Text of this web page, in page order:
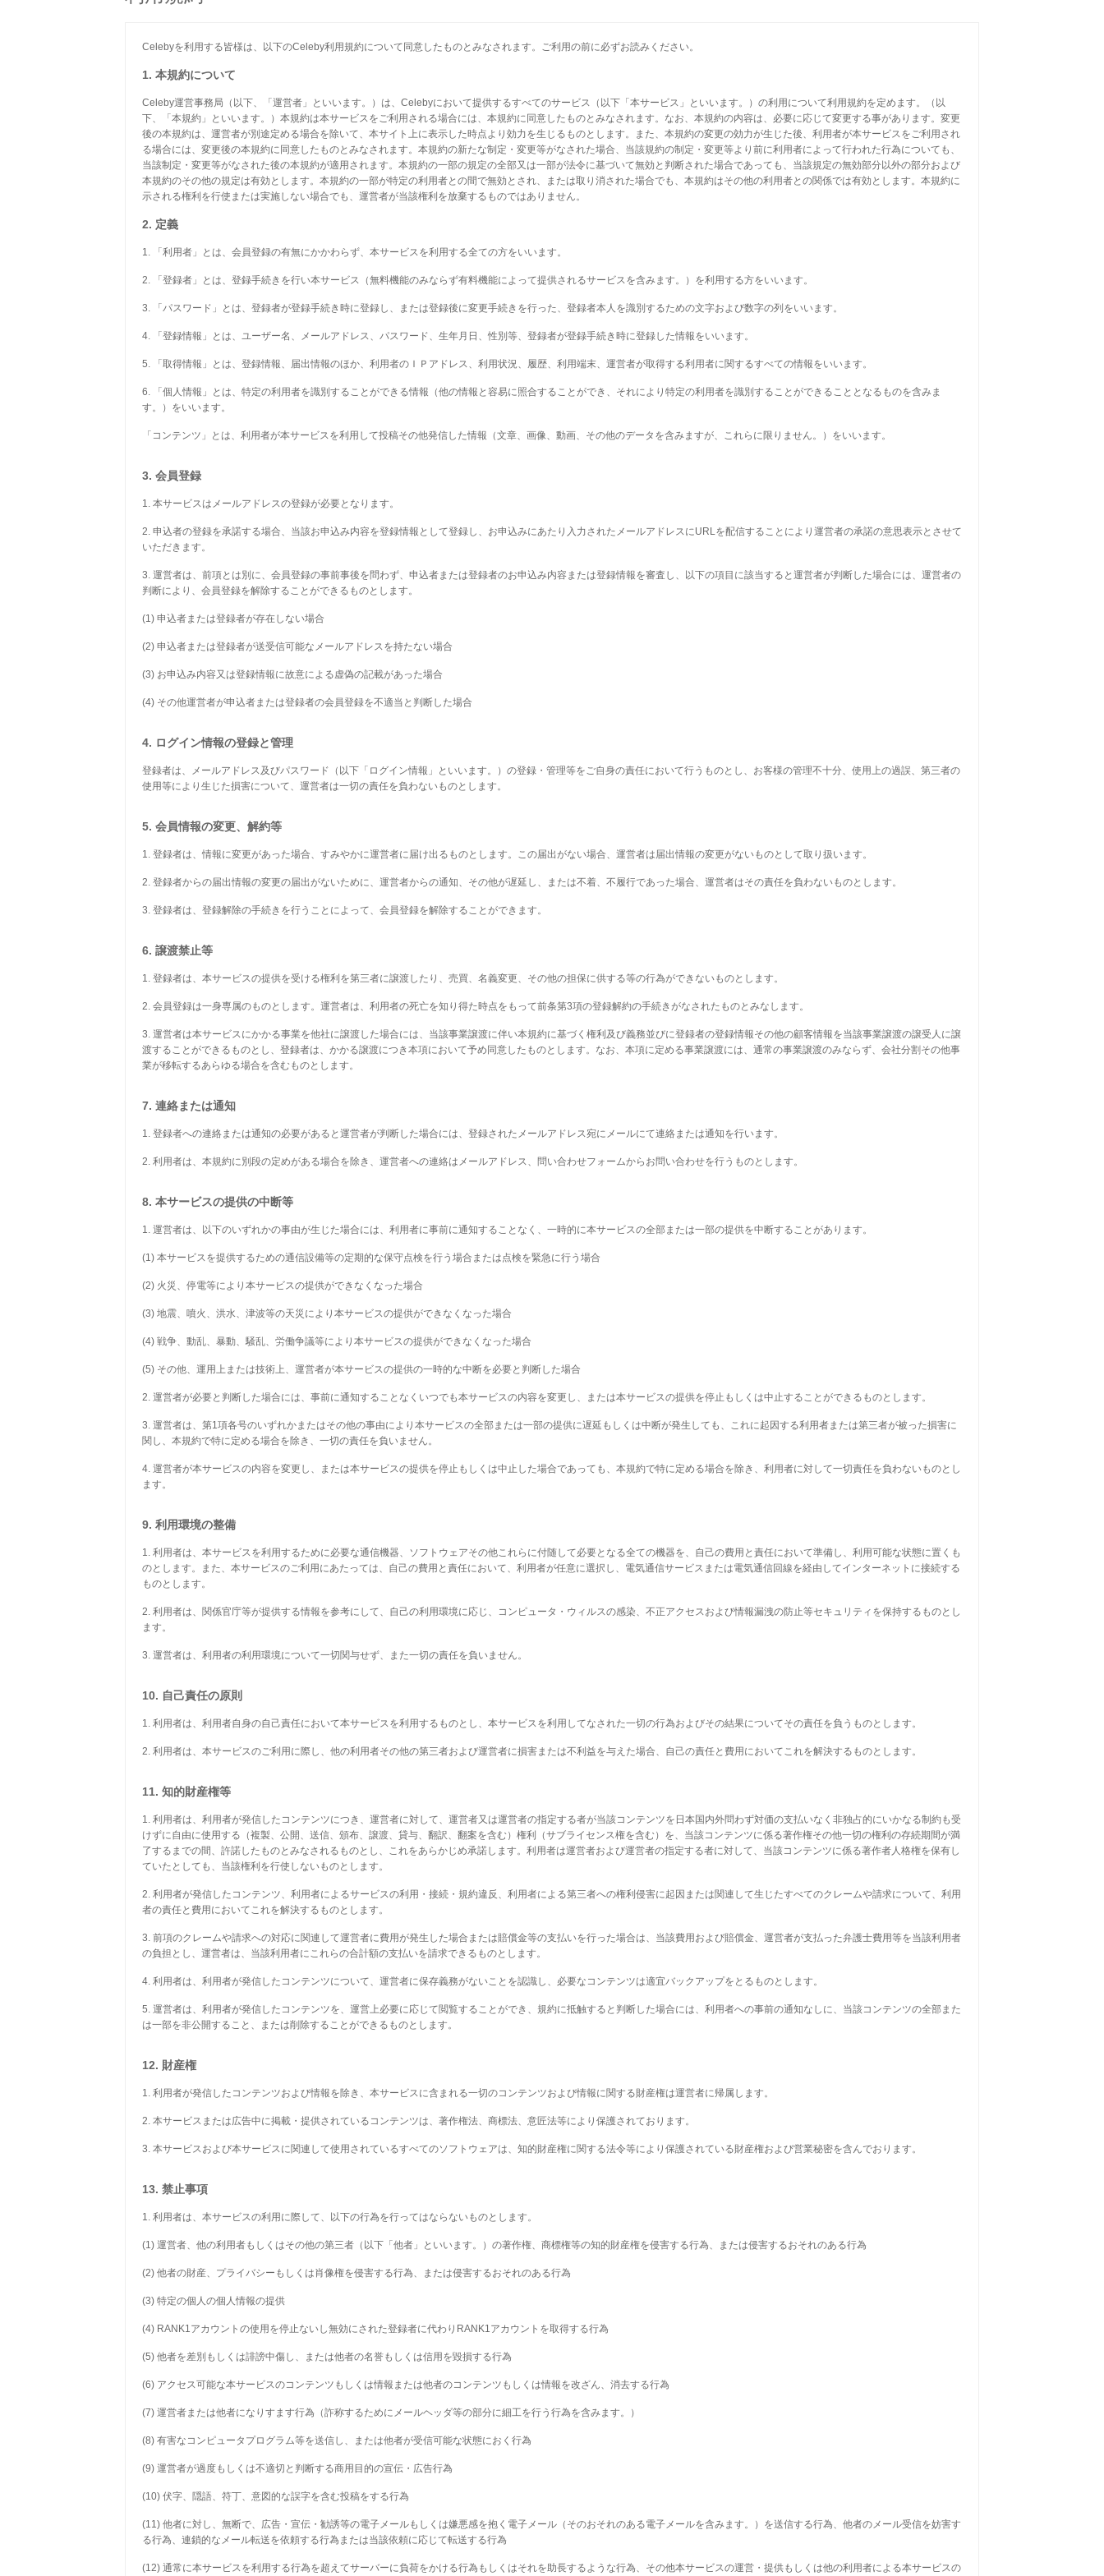
Celebyを利用する皆様は、以下のCeleby利用規約について同意したものとみなされます。ご利用の前に必ずお読みください。
1. 本規約について
Celeby運営事務局（以下、「運営者」といいます。）は、Celebyにおいて提供するすべてのサービス（以下「本サービス」といいます。）の利用について利用規約を定めます。（以
下、「本規約」といいます。）本規約は本サービスをご利用される場合には、本規約に同意したものとみなされます。なお、本規約の内容は、必要に応じて変更する事があります。変更
後の本規約は、運営者が別途定める場合を除いて、本サイト上に表示した時点より効力を生じるものとします。また、本規約の変更の効力が生じた後、利用者が本サービスをご利用され
る場合には、変更後の本規約に同意したものとみなされます。本規約の新たな制定・変更等がなされた場合、当該規約の制定・変更等より前に利用者によって行われた行為についても、
当該制定・変更等がなされた後の本規約が適用されます。本規約の一部の規定の全部又は一部が法令に基づいて無効と判断された場合であっても、当該規定の無効部分以外の部分および
本規約のその他の規定は有効とします。本規約の一部が特定の利用者との間で無効とされ、または取り消された場合でも、本規約はその他の利用者との関係では有効とします。本規約に
示される権利を行使または実施しない場合でも、運営者が当該権利を放棄するものではありません。
2. 定義
1. 「利用者」とは、会員登録の有無にかかわらず、本サービスを利用する全ての方をいいます。
2. 「登録者」とは、登録手続きを行い本サービス（無料機能のみならず有料機能によって提供されるサービスを含みます。）を利用する方をいいます。
3. 「パスワード」とは、登録者が登録手続き時に登録し、または登録後に変更手続きを行った、登録者本人を識別するための文字および数字の列をいいます。
4. 「登録情報」とは、ユーザー名、メールアドレス、パスワード、生年月日、性別等、登録者が登録手続き時に登録した情報をいいます。
5. 「取得情報」とは、登録情報、届出情報のほか、利用者のＩＰアドレス、利用状況、履歴、利用端末、運営者が取得する利用者に関するすべての情報をいいます。
6. 「個人情報」とは、特定の利用者を識別することができる情報（他の情報と容易に照合することができ、それにより特定の利用者を識別することができることとなるものを含みま
す。）をいいます。
「コンテンツ」とは、利用者が本サービスを利用して投稿その他発信した情報（文章、画像、動画、その他のデータを含みますが、これらに限りません。）をいいます。
3. 会員登録
1. 本サービスはメールアドレスの登録が必要となります。
2. 申込者の登録を承諾する場合、当該お申込み内容を登録情報として登録し、お申込みにあたり入力されたメールアドレスにURLを配信することにより運営者の承諾の意思表示とさせて
いただきます。
3. 運営者は、前項とは別に、会員登録の事前事後を問わず、申込者または登録者のお申込み内容または登録情報を審査し、以下の項目に該当すると運営者が判断した場合には、運営者の
判断により、会員登録を解除することができるものとします。
(1) 申込者または登録者が存在しない場合
(2) 申込者または登録者が送受信可能なメールアドレスを持たない場合
(3) お申込み内容又は登録情報に故意による虚偽の記載があった場合
(4) その他運営者が申込者または登録者の会員登録を不適当と判断した場合
4. ログイン情報の登録と管理
登録者は、メールアドレス及びパスワード（以下「ログイン情報」といいます。）の登録・管理等をご自身の責任において行うものとし、お客様の管理不十分、使用上の過誤、第三者の
使用等により生じた損害について、運営者は一切の責任を負わないものとします。
5. 会員情報の変更、解約等
1. 登録者は、情報に変更があった場合、すみやかに運営者に届け出るものとします。この届出がない場合、運営者は届出情報の変更がないものとして取り扱います。
2. 登録者からの届出情報の変更の届出がないために、運営者からの通知、その他が遅延し、または不着、不履行であった場合、運営者はその責任を負わないものとします。
3. 登録者は、登録解除の手続きを行うことによって、会員登録を解除することができます。
6. 譲渡禁止等
1. 登録者は、本サービスの提供を受ける権利を第三者に譲渡したり、売買、名義変更、その他の担保に供する等の行為ができないものとします。
2. 会員登録は一身専属のものとします。運営者は、利用者の死亡を知り得た時点をもって前条第3項の登録解約の手続きがなされたものとみなします。
3. 運営者は本サービスにかかる事業を他社に譲渡した場合には、当該事業譲渡に伴い本規約に基づく権利及び義務並びに登録者の登録情報その他の顧客情報を当該事業譲渡の譲受人に譲
渡することができるものとし、登録者は、かかる譲渡につき本項において予め同意したものとします。なお、本項に定める事業譲渡には、通常の事業譲渡のみならず、会社分割その他事
業が移転するあらゆる場合を含むものとします。
7. 連絡または通知
1. 登録者への連絡または通知の必要があると運営者が判断した場合には、登録されたメールアドレス宛にメールにて連絡または通知を行います。
2. 利用者は、本規約に別段の定めがある場合を除き、運営者への連絡はメールアドレス、問い合わせフォームからお問い合わせを行うものとします。
8. 本サービスの提供の中断等
1. 運営者は、以下のいずれかの事由が生じた場合には、利用者に事前に通知することなく、一時的に本サービスの全部または一部の提供を中断することがあります。
(1) 本サービスを提供するための通信設備等の定期的な保守点検を行う場合または点検を緊急に行う場合
(2) 火災、停電等により本サービスの提供ができなくなった場合
(3) 地震、噴火、洪水、津波等の天災により本サービスの提供ができなくなった場合
(4) 戦争、動乱、暴動、騒乱、労働争議等により本サービスの提供ができなくなった場合
(5) その他、運用上または技術上、運営者が本サービスの提供の一時的な中断を必要と判断した場合
2. 運営者が必要と判断した場合には、事前に通知することなくいつでも本サービスの内容を変更し、または本サービスの提供を停止もしくは中止することができるものとします。
3. 運営者は、第1項各号のいずれかまたはその他の事由により本サービスの全部または一部の提供に遅延もしくは中断が発生しても、これに起因する利用者または第三者が被った損害に
関し、本規約で特に定める場合を除き、一切の責任を負いません。
4. 運営者が本サービスの内容を変更し、または本サービスの提供を停止もしくは中止した場合であっても、本規約で特に定める場合を除き、利用者に対して一切責任を負わないものとし
ます。
9. 利用環境の整備
1. 利用者は、本サービスを利用するために必要な通信機器、ソフトウェアその他これらに付随して必要となる全ての機器を、自己の費用と責任において準備し、利用可能な状態に置くも
のとします。また、本サービスのご利用にあたっては、自己の費用と責任において、利用者が任意に選択し、電気通信サービスまたは電気通信回線を経由してインターネットに接続する
ものとします。
2. 利用者は、関係官庁等が提供する情報を参考にして、自己の利用環境に応じ、コンピュータ・ウィルスの感染、不正アクセスおよび情報漏洩の防止等セキュリティを保持するものとし
ます。
3. 運営者は、利用者の利用環境について一切関与せず、また一切の責任を負いません。
10. 自己責任の原則
1. 利用者は、利用者自身の自己責任において本サービスを利用するものとし、本サービスを利用してなされた一切の行為およびその結果についてその責任を負うものとします。
2. 利用者は、本サービスのご利用に際し、他の利用者その他の第三者および運営者に損害または不利益を与えた場合、自己の責任と費用においてこれを解決するものとします。
11. 知的財産権等
1. 利用者は、利用者が発信したコンテンツにつき、運営者に対して、運営者又は運営者の指定する者が当該コンテンツを日本国内外問わず対価の支払いなく非独占的にいかなる制約も受
けずに自由に使用する（複製、公開、送信、頒布、譲渡、貸与、翻訳、翻案を含む）権利（サブライセンス権を含む）を、当該コンテンツに係る著作権その他一切の権利の存続期間が満
了するまでの間、許諾したものとみなされるものとし、これをあらかじめ承諾します。利用者は運営者および運営者の指定する者に対して、当該コンテンツに係る著作者人格権を保有し
ていたとしても、当該権利を行使しないものとします。
2. 利用者が発信したコンテンツ、利用者によるサービスの利用・接続・規約違反、利用者による第三者への権利侵害に起因または関連して生じたすべてのクレームや請求について、利用
者の責任と費用においてこれを解決するものとします。
3. 前項のクレームや請求への対応に関連して運営者に費用が発生した場合または賠償金等の支払いを行った場合は、当該費用および賠償金、運営者が支払った弁護士費用等を当該利用者
の負担とし、運営者は、当該利用者にこれらの合計額の支払いを請求できるものとします。
4. 利用者は、利用者が発信したコンテンツについて、運営者に保存義務がないことを認識し、必要なコンテンツは適宜バックアップをとるものとします。
5. 運営者は、利用者が発信したコンテンツを、運営上必要に応じて閲覧することができ、規約に抵触すると判断した場合には、利用者への事前の通知なしに、当該コンテンツの全部また
は一部を非公開すること、または削除することができるものとします。
12. 財産権
1. 利用者が発信したコンテンツおよび情報を除き、本サービスに含まれる一切のコンテンツおよび情報に関する財産権は運営者に帰属します。
2. 本サービスまたは広告中に掲載・提供されているコンテンツは、著作権法、商標法、意匠法等により保護されております。
3. 本サービスおよび本サービスに関連して使用されているすべてのソフトウェアは、知的財産権に関する法令等により保護されている財産権および営業秘密を含んでおります。
13. 禁止事項
1. 利用者は、本サービスの利用に際して、以下の行為を行ってはならないものとします。
(1) 運営者、他の利用者もしくはその他の第三者（以下「他者」といいます。）の著作権、商標権等の知的財産権を侵害する行為、または侵害するおそれのある行為
(2) 他者の財産、プライバシーもしくは肖像権を侵害する行為、または侵害するおそれのある行為
(3) 特定の個人の個人情報の提供
(4) RANK1アカウントの使用を停止ないし無効にされた登録者に代わりRANK1アカウントを取得する行為
(5) 他者を差別もしくは誹謗中傷し、または他者の名誉もしくは信用を毀損する行為
(6) アクセス可能な本サービスのコンテンツもしくは情報または他者のコンテンツもしくは情報を改ざん、消去する行為
(7) 運営者または他者になりすます行為（詐称するためにメールヘッダ等の部分に細工を行う行為を含みます。）
(8) 有害なコンピュータプログラム等を送信し、または他者が受信可能な状態におく行為
(9) 運営者が過度もしくは不適切と判断する商用目的の宣伝・広告行為
(10) 伏字、隠語、符丁、意図的な誤字を含む投稿をする行為
(11) 他者に対し、無断で、広告・宣伝・勧誘等の電子メールもしくは嫌悪感を抱く電子メール（そのおそれのある電子メールを含みます。）を送信する行為、他者のメール受信を妨害す
る行為、連鎖的なメール転送を依頼する行為または当該依頼に応じて転送する行為
(12) 通常に本サービスを利用する行為を超えてサーバーに負荷をかける行為もしくはそれを助長するような行為、その他本サービスの運営・提供もしくは他の利用者による本サービスの